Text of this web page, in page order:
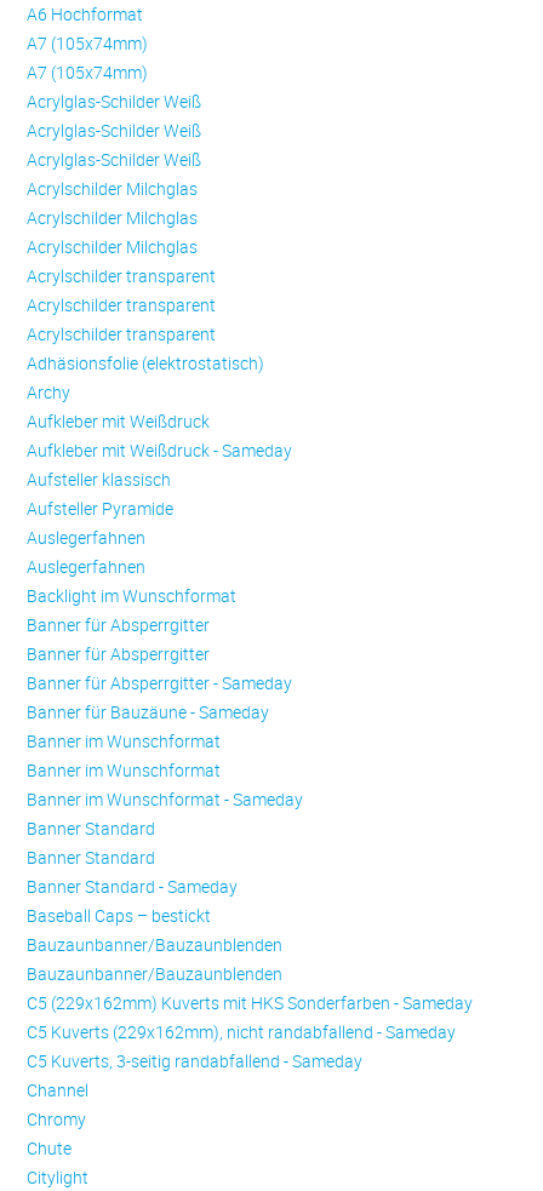
A6 Hochformat
A7 (105x74mm)
A7 (105x74mm)
Acrylglas-Schilder Weiß
Acrylglas-Schilder Weiß
Acrylglas-Schilder Weiß
Acrylschilder Milchglas
Acrylschilder Milchglas
Acrylschilder Milchglas
Acrylschilder transparent
Acrylschilder transparent
Acrylschilder transparent
Adhäsionsfolie (elektrostatisch)
Archy
Aufkleber mit Weißdruck
Aufkleber mit Weißdruck - Sameday
Aufsteller klassisch
Aufsteller Pyramide
Auslegerfahnen
Auslegerfahnen
Backlight im Wunschformat
Banner für Absperrgitter
Banner für Absperrgitter
Banner für Absperrgitter - Sameday
Banner für Bauzäune - Sameday
Banner im Wunschformat
Banner im Wunschformat
Banner im Wunschformat - Sameday
Banner Standard
Banner Standard
Banner Standard - Sameday
Baseball Caps – bestickt
Bauzaunbanner/Bauzaunblenden
Bauzaunbanner/Bauzaunblenden
C5 (229x162mm) Kuverts mit HKS Sonderfarben - Sameday
C5 Kuverts (229x162mm), nicht randabfallend - Sameday
C5 Kuverts, 3-seitig randabfallend - Sameday
Channel
Chromy
Chute
Citylight